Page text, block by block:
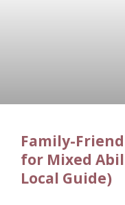
Family-
for Mixed
Local Guide)